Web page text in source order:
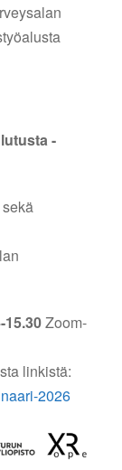
-
15.30Zoom-
linkistä:
2026